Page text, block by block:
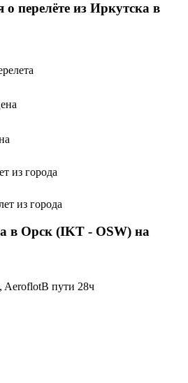
перелёте из Иркутска в
из города
из города
в Орск (IKT - OSW) на
AeroflotВ пути 28ч